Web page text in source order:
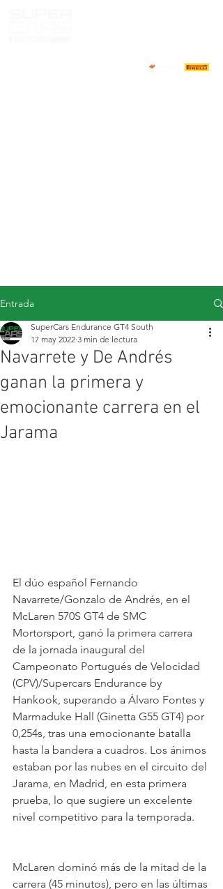
Entrada
Navarrete y De Andrés
ganan la primera y
emocionante carrera en el
Jarama
SuperCars Endurance GT4 South
17 may 2022 3 min de lectura
El dúo español Fernando
Navarrete/Gonzalo de Andrés, en el
McLaren 570S GT4 de SMC
Mortorsport, ganó la primera carrera
de la jornada inaugural del
Campeonato Portugués de Velocidad
(CPV)/Supercars Endurance by
Hankook, superando a Álvaro Fontes y
Marmaduke Hall (Ginetta G55 GT4) por
0,254s, tras una emocionante batalla
hasta la bandera a cuadros. Los ánimos
estaban por las nubes en el circuito del
Jarama, en Madrid, en esta primera
prueba, lo que sugiere un excelente
nivel competitivo para la temporada.
McLaren dominó más de la mitad de la
carrera (45 minutos), pero en las últimas